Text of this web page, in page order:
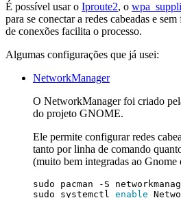
É possível usar o Iproute2, o
para se conectar a redes cabeadas e
de conexões facilita o processo.
Algumas configurações que já usei:
NetworkManager
O NetworkManager foi criado
do projeto GNOME.
Ele permite configurar redes
tanto por linha de comando
(muito bem integradas ao
sudo systemctl enable